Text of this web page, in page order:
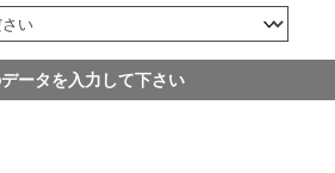
ータを入力して下さい